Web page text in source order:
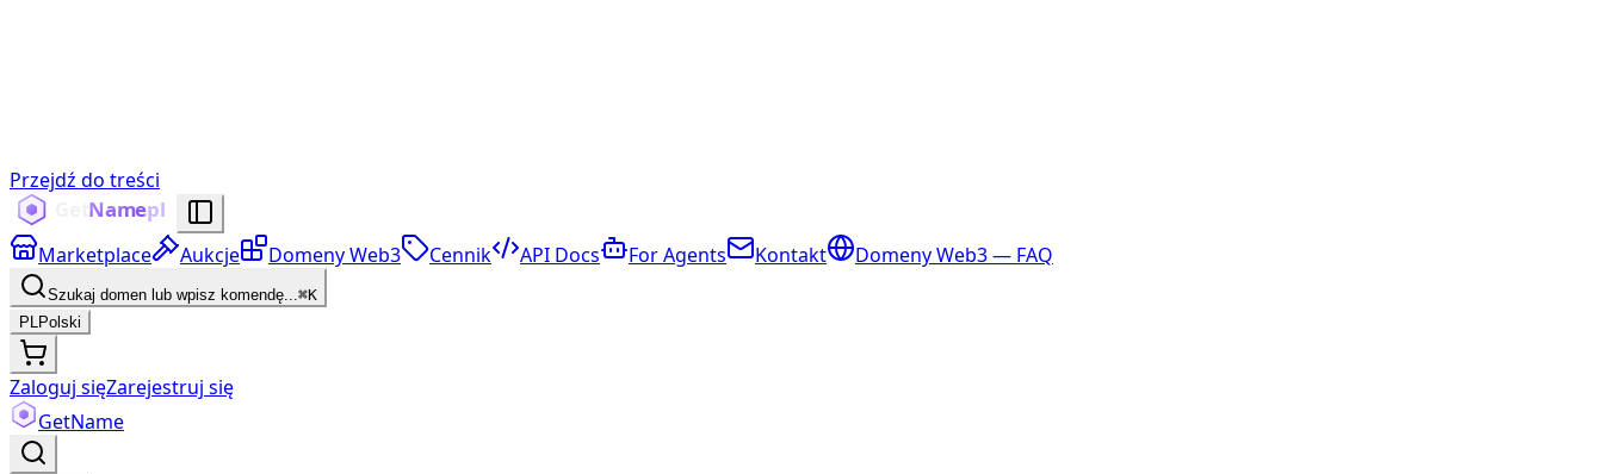
Przejdź do treści
Marketplace Aukcje Domeny Web3 Cennik API Docs For Agents Kontakt Domeny Web3 — FAQ
Szukaj domen lub wpisz komendę...⌘K
PLPolski
Zaloguj sięZarejestruj się
GetName